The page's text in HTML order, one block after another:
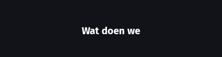
Wat doen we